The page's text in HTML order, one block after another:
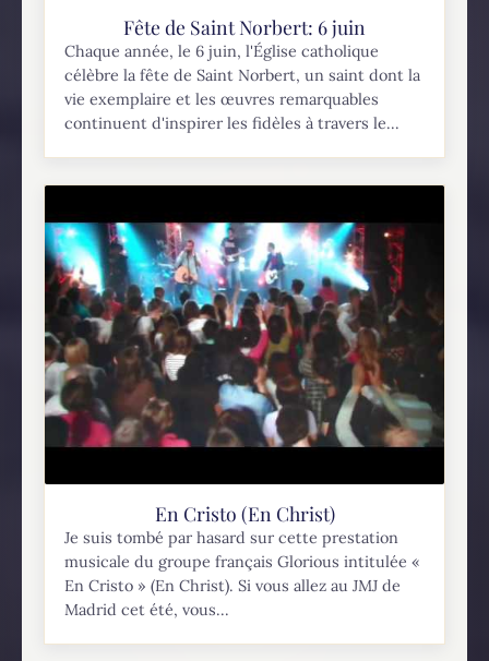
Fête de Saint Norbert: 6 juin
Chaque année, le 6 juin, l'Église catholique
célèbre la fête de Saint Norbert, un saint dont la
vie exemplaire et les œuvres remarquables
continuent d'inspirer les fidèles à travers le...
En Cristo (En Christ)
Je suis tombé par hasard sur cette prestation
musicale du groupe français Glorious intitulée «
En Cristo » (En Christ). Si vous allez au JMJ de
Madrid cet été, vous...